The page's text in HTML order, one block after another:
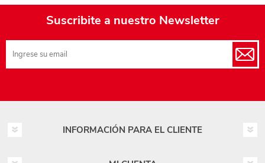
Suscribite a nuestro Newsletter
INFORMACIÓN PARA EL CLIENTE